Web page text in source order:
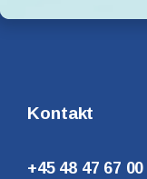
Kontakt
+45 48 47 67 00